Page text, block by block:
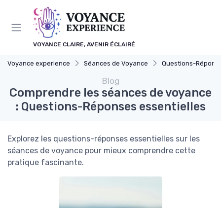
VOYANCE CLAIRE, AVENIR ÉCLAIRÉ
Voyance experience Séances de Voyance Questions-
Blog
Comprendre les séances de voyance
: Questions-Réponses essentielles
Explorez les questions-réponses essentielles sur les
séances de voyance pour mieux comprendre cette
pratique fascinante.
Panneau de gestion des cookies